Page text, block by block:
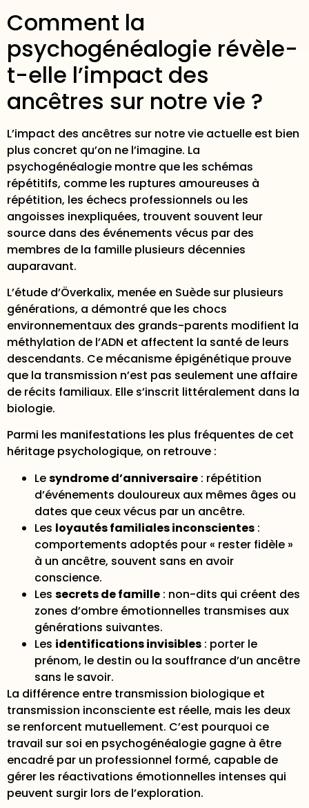
Comment la
psychogénéalogie révèle-
t-elle l’impact des
ancêtres sur notre vie ?
L’impact des ancêtres sur notre vie actuelle est bien
plus concret qu’on ne l’imagine. La
psychogénéalogie montre que les schémas
répétitifs, comme les ruptures amoureuses à
répétition, les échecs professionnels ou les
angoisses inexpliquées, trouvent souvent leur
source dans des événements vécus par des
membres de la famille plusieurs décennies
auparavant.
L’étude d’Överkalix, menée en Suède sur plusieurs
générations, a démontré que les chocs
environnementaux des grands-parents modifient la
méthylation de l’ADN et affectent la santé de leurs
descendants. Ce mécanisme épigénétique prouve
que la transmission n’est pas seulement une affaire
de récits familiaux. Elle s’inscrit littéralement dans la
biologie.
Parmi les manifestations les plus fréquentes de cet
héritage psychologique, on retrouve :
Lesyndrome d’anniversaire : répétition
d’événements douloureux aux mêmes âges ou
dates que ceux vécus par un ancêtre.
Les loyautés familiales inconscientes :
comportements adoptés pour « rester fidèle »
à un ancêtre, souvent sans en avoir
conscience.
Les secrets de famille : non-dits qui créent des
zones d’ombre émotionnelles transmises aux
générations suivantes.
Les identifications invisibles : porter le
prénom, le destin ou la souffrance d’un ancêtre
sans le savoir.
La différence entre transmission biologique et
transmission inconsciente est réelle, mais les deux
se renforcent mutuellement. C’est pourquoi ce
travail sur soi en psychogénéalogie gagne à être
encadré par un professionnel formé, capable de
gérer les réactivations émotionnelles intenses qui
peuvent surgir lors de l’exploration.